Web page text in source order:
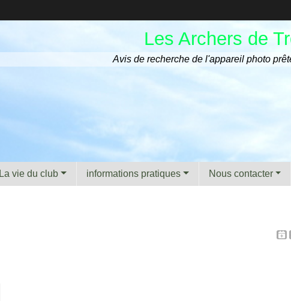
Les Archers de
Avis de recherche de l'appareil photo
La vie du club informations pratiques Nous contacter